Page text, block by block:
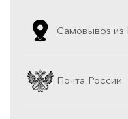
Самовывоз из
Почта России